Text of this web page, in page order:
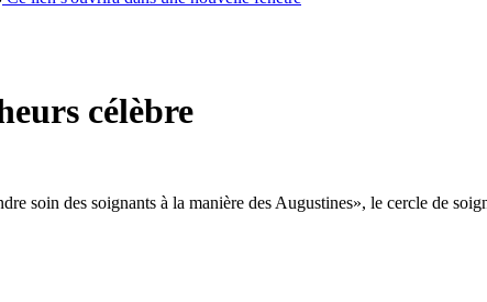
célèbre
soin des soignants à la manière des Augustines», le cercle de